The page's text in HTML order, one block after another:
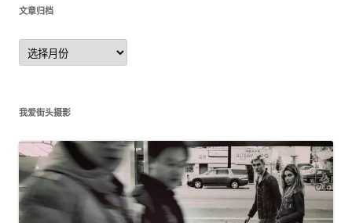
文章归档
文
章
归
我爱街头摄影